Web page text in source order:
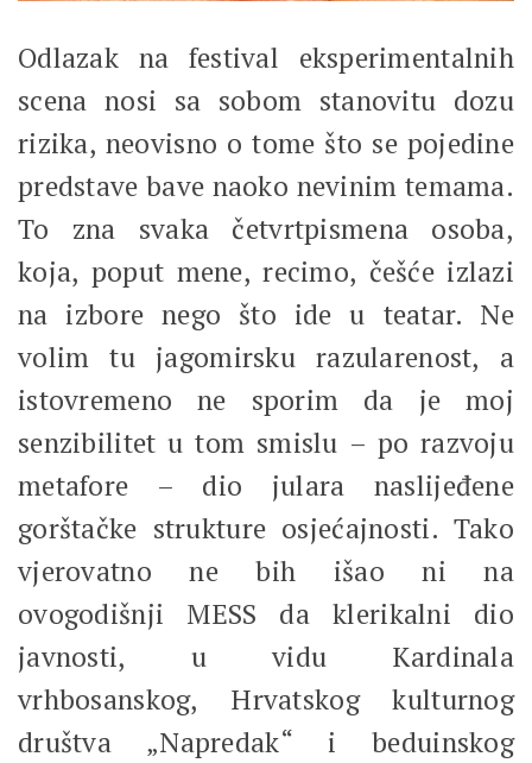
Odlazak na festival eksperimentalnih
scena nosi sa sobom stanovitu dozu
rizika, neovisno o tome što se pojedine
predstave bave naoko nevinim temama.
To zna svaka četvrtpismena osoba,
koja, poput mene, recimo, češće izlazi
na izbore nego što ide u teatar. Ne
volim tu jagomirsku razularenost, a
istovremeno ne sporim da je moj
senzibilitet u tom smislu – po razvoju
metafore – dio julara naslijeđene
gorštačke strukture osjećajnosti. Tako
vjerovatno ne bih išao ni na
ovogodišnji MESS da klerikalni dio
javnosti, u vidu Kardinala
vrhbosanskog, Hrvatskog kulturnog
društva „Napredak“ i beduinskog